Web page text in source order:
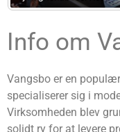
Info om
Vangsbo er en
specialiserer sig i
Virksomheden blev
solidt ry for at levere